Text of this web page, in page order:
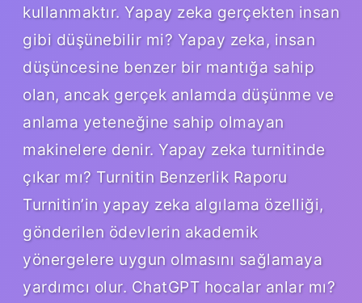
kullanmaktır. Yapay zeka gerçekten insan
gibi düşünebilir mi? Yapay zeka, insan
düşüncesine benzer bir mantığa sahip
olan, ancak gerçek anlamda düşünme ve
anlama yeteneğine sahip olmayan
makinelere denir. Yapay zeka turnitinde
çıkar mı? Turnitin Benzerlik Raporu
Turnitin’in yapay zeka algılama özelliği,
gönderilen ödevlerin akademik
yönergelere uygun olmasını sağlamaya
yardımcı olur. ChatGPT hocalar anlar mı?